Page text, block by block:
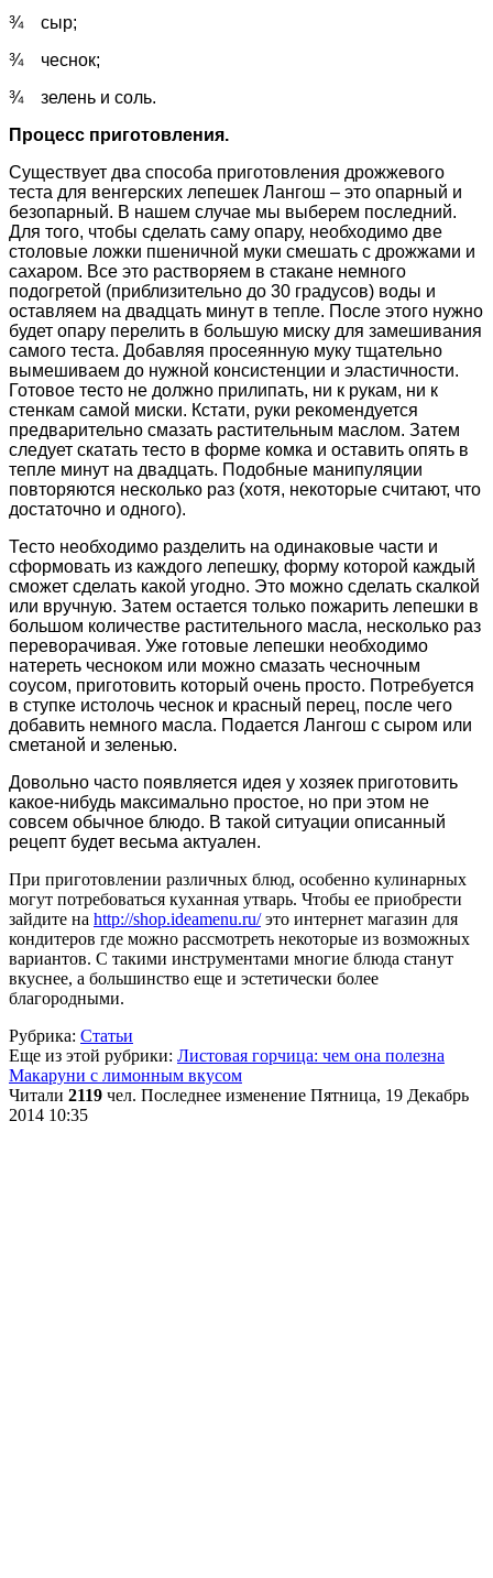
¾ сыр;
¾ чеснок;
¾ зелень и соль.
Процесс приготовления.
Существует два способа приготовления дрожжевого
теста для венгерских лепешек Лангош – это опарный и
безопарный. В нашем случае мы выберем последний.
Для того, чтобы сделать саму опару, необходимо две
столовые ложки пшеничной муки смешать с дрожжами и
сахаром. Все это растворяем в стакане немного
подогретой (приблизительно до 30 градусов) воды и
оставляем на двадцать минут в тепле. После этого нужно
будет опару перелить в большую миску для замешивания
самого теста. Добавляя просеянную муку тщательно
вымешиваем до нужной консистенции и эластичности.
Готовое тесто не должно прилипать, ни к рукам, ни к
стенкам самой миски. Кстати, руки рекомендуется
предварительно смазать растительным маслом. Затем
следует скатать тесто в форме комка и оставить опять в
тепле минут на двадцать. Подобные манипуляции
повторяются несколько раз (хотя, некоторые считают, что
достаточно и одного).
Тесто необходимо разделить на одинаковые части и
сформовать из каждого лепешку, форму которой каждый
сможет сделать какой угодно. Это можно сделать скалкой
или вручную. Затем остается только пожарить лепешки в
большом количестве растительного масла, несколько раз
переворачивая. Уже готовые лепешки необходимо
натереть чесноком или можно смазать чесночным
соусом, приготовить который очень просто. Потребуется
в ступке истолочь чеснок и красный перец, после чего
добавить немного масла. Подается Лангош с сыром или
сметаной и зеленью.
Довольно часто появляется идея у хозяек приготовить
какое-нибудь максимально простое, но при этом не
совсем обычное блюдо. В такой ситуации описанный
рецепт будет весьма актуален.
При приготовлении различных блюд, особенно кулинарных
могут потребоваться куханная утварь. Чтобы ее приобрести
зайдите на http://shop.ideamenu.ru/это интернет магазин для
кондитеров где можно рассмотреть некоторые из возможных
вариантов. С такими инструментами многие блюда станут
вкуснее, а большинство еще и эстетически более
благородными.
Рубрика: Статьи
Еще из этой рубрики: Листовая горчица: чем она полезна
Макаруни с лимонным вкусом
Читали 2119 чел. Последнее изменение Пятница, 19 Декабрь
2014 10:35